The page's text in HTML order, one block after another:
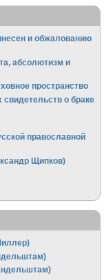
и обжалованию
абсолютизм и
пространство
о браке
православной
Щипков)